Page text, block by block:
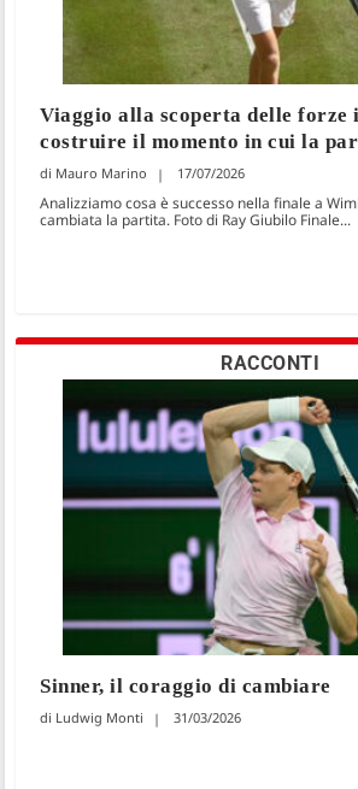
Viaggio alla scoperta delle
costruire il momento in cui la
Mauro Marino 17/07/2026
Analizziamo cosa è successo nella finale a
cambiata la partita. Foto di Ray Giubilo Finale...
RACCONTI
Sinner, il coraggio di cambiare
Ludwig Monti 31/03/2026